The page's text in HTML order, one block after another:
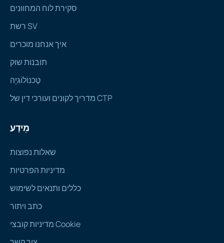
סקירת לוח המחוונים
רשת SV
איך אנחנו מוכרים
תובנות שוק
טֶכנוֹלוֹגִיָה
מדריך לקונים ועורכי דין של CTP
מֵידָע
שאלות נפוצות
מדיניות הפרטיות
כללים ותנאים לשימוש
כתב ויתור
מדיניות קובצי Cookie